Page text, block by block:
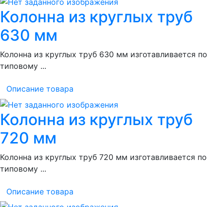
Колонна из круглых труб
630 мм
Колонна из круглых труб 630 мм изготавливается по
типовому ...
Описание товара
Колонна из круглых труб
720 мм
Колонна из круглых труб 720 мм изготавливается по
типовому ...
Описание товара